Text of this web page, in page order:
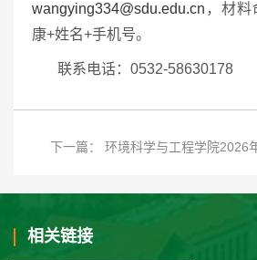
wangying334@sdu.edu.cn ，材
康+姓名+手机号。
联系电话：0532-58630178
相关链接